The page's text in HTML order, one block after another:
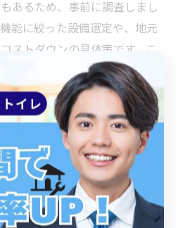
あるため、事前に調査しまし
能に絞った設備選定や、地元
ストダウンの具体策です。こ
算内で理想の浴室を実現でき
期を見極めるコツ
適切なリフォーム時期を見極
ンや使用年数をチェックしま
を放置すると水漏れや断熱性
ブルにつながるためです。例